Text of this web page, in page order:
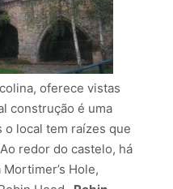
oferece vistas
construção é uma
o local tem raízes que
redor do castelo, há
Hole,